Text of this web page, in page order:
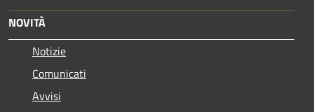
NOVITÀ
Notizie
Comunicati
Avvisi